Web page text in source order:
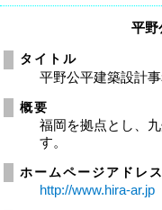
平野
タイトル
平野公平建築設計
概要
福岡を拠点とし、
す。
ホームページアドレス
http://www.hira-ar.jp